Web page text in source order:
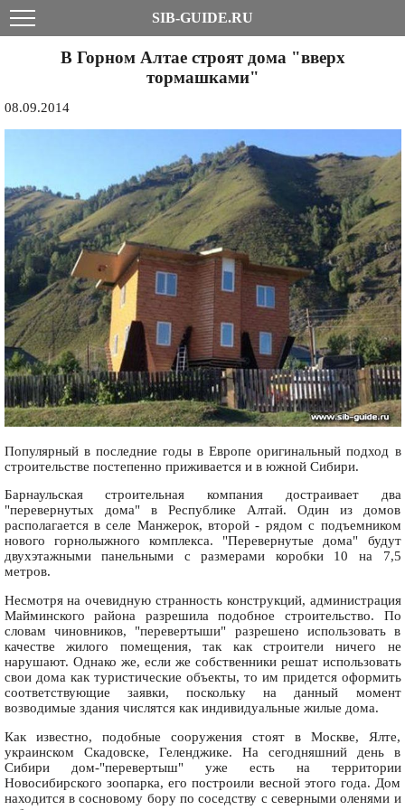
SIB-GUIDE.RU
В Горном Алтае строят дома "вверх
тормашками"
08.09.2014
Популярный в последние годы в Европе оригинальный подход в
строительстве постепенно приживается и в южной Сибири.
Барнаульская строительная компания достраивает два
"перевернутых дома" в Республике Алтай. Один из домов
располагается в селе Манжерок, второй - рядом с подъемником
нового горнолыжного комплекса. "Перевернутые дома" будут
двухэтажными панельными с размерами коробки 10 на 7,5
метров.
Несмотря на очевидную странность конструкций, администрация
Майминского района разрешила подобное строительство. По
словам чиновников, "перевертыши" разрешено использовать в
качестве жилого помещения, так как строители ничего не
нарушают. Однако же, если же собственники решат использовать
свои дома как туристические объекты, то им придется оформить
соответствующие заявки, поскольку на данный момент
возводимые здания числятся как индивидуальные жилые дома.
Как известно, подобные сооружения стоят в Москве, Ялте,
украинском Скадовске, Геленджике. На сегодняшний день в
Сибири дом-"перевертыш" уже есть на территории
Новосибирского зоопарка, его построили весной этого года. Дом
находится в сосновому бору по соседству с северными оленями и